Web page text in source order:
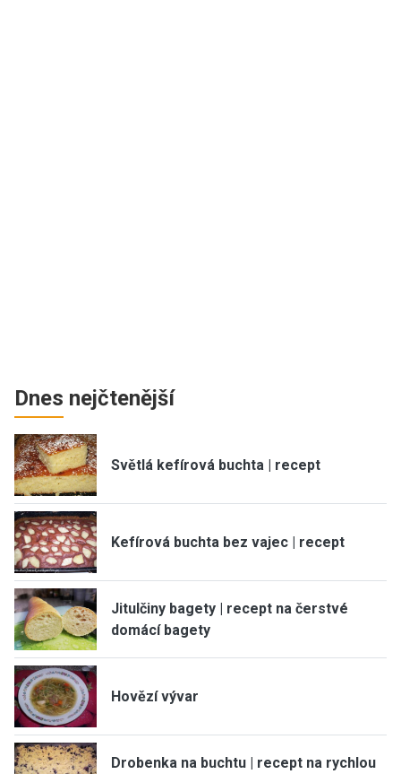
Dnes nejčtenější
Světlá kefírová buchta | recept
Kefírová buchta bez vajec | recept
Jitulčiny bagety | recept na čerstvé
domácí bagety
Hovězí vývar
Drobenka na buchtu | recept na rychlou